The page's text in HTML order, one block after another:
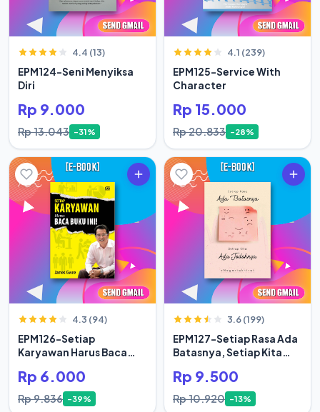
4.4 (13)
EPM124-Seni Menyiksa
Diri
Rp 9.000
Rp 13.043 -31%
4.1 (239)
EPM125-Service With
Character
Rp 15.000
Rp 20.833 -28%
4.3 (94)
EPM126-Setiap
Karyawan Harus Baca
Rp 6.000
Rp 9.836 -39%
3.6 (199)
EPM127-Setiap Rasa Ada
Batasnya, Setiap Kita
Rp 9.500
Rp 10.920 -13%